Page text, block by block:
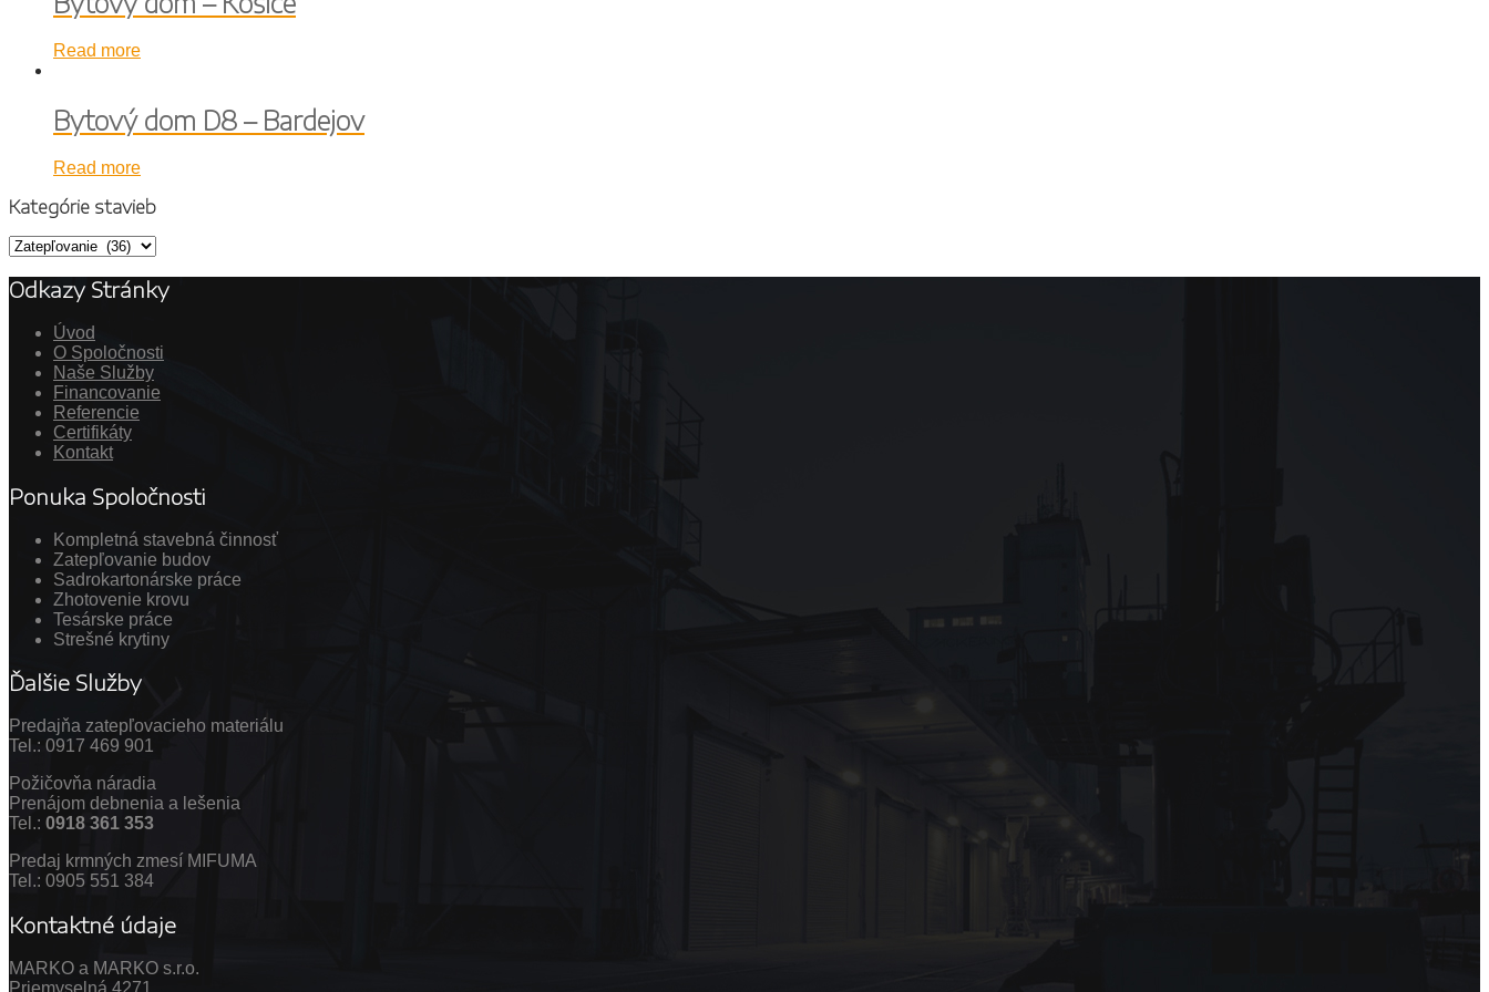
Read more
Bytový dom D8 – Bardejov
Read more
Kategórie stavieb
Odkazy Stránky
Úvod
O Spoločnosti
Naše Služby
Financovanie
Referencie
Certifikáty
Kontakt
Ponuka Spoločnosti
Kompletná stavebná činnosť
Zatepľovanie budov
Sadrokartonárske práce
Zhotovenie krovu
Tesárske práce
Strešné krytiny
Ďalšie Služby
Predajňa zatepľovacieho materiálu
Tel.: 0917 469 901
Požičovňa náradia
Prenájom debnenia a lešenia
Tel.: 0918 361 353
Predaj krmných zmesí MIFUMA
Tel.: 0905 551 384
Kontaktné údaje
MARKO a MARKO s.r.o.
Priemyselná 4271